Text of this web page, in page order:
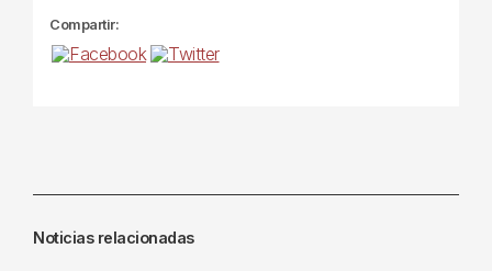
Compartir:
Noticias relacionadas